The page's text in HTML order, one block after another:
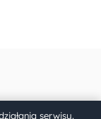
serwisu.